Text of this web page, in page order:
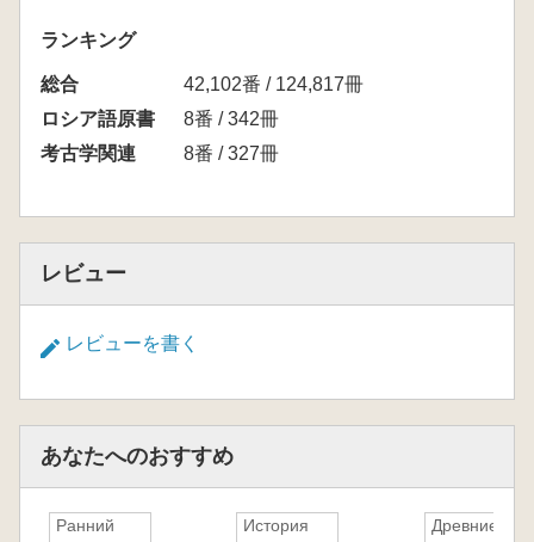
ランキング
総合
42,102番 / 124,817冊
ロシア語原書
8番 / 342冊
考古学関連
8番 / 327冊
レビュー
レビューを書く
あなたへのおすすめ
Ранний
История
Древние